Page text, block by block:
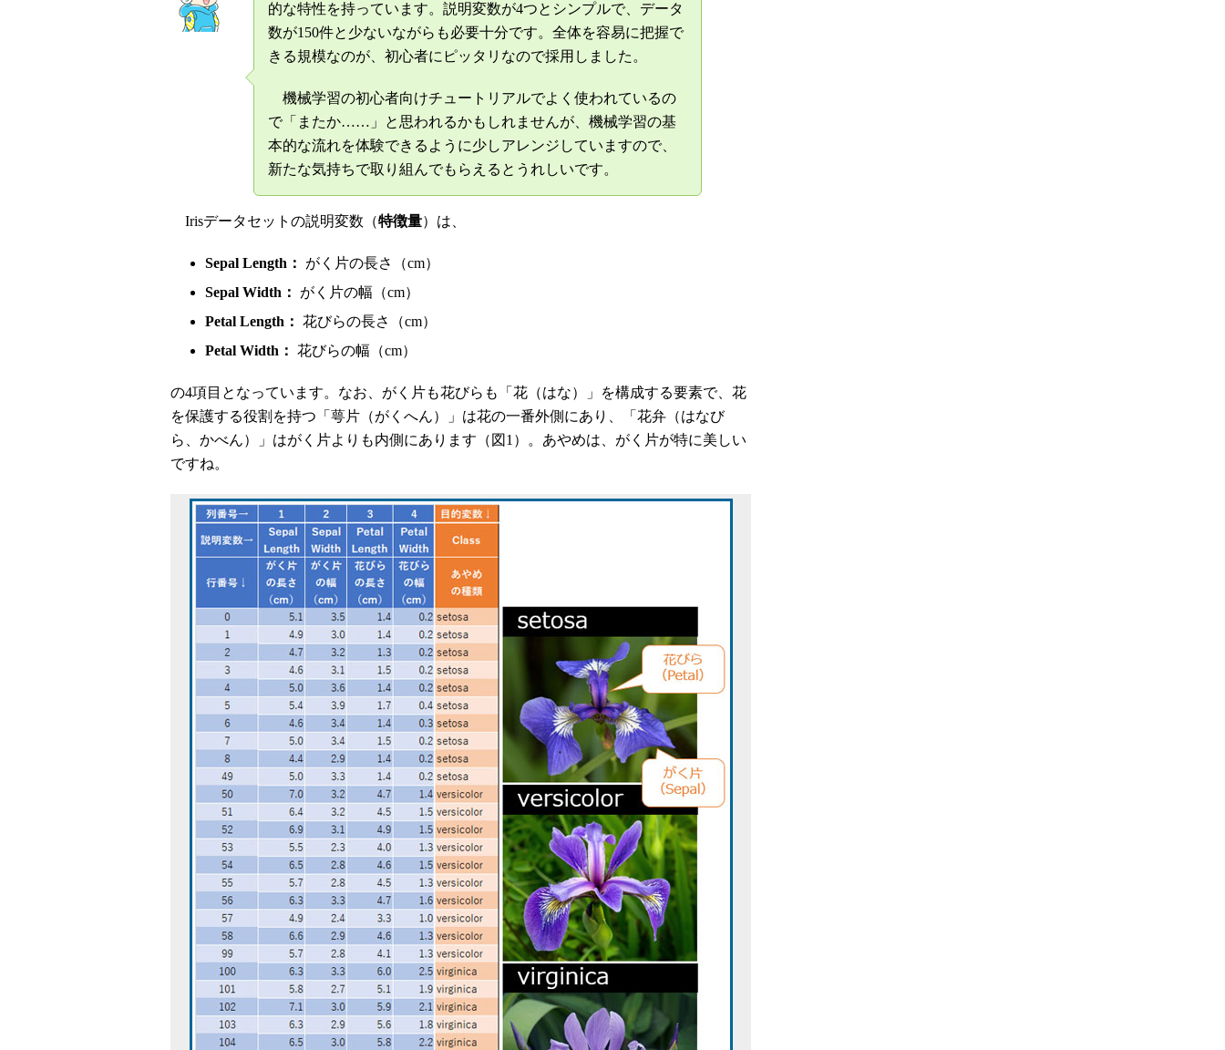
的な特性を持っています。説明変数が4つとシンプルで、データ
数が150件と少ないながらも必要十分です。全体を容易に把握で
きる規模なのが、初心者にピッタリなので採用しました。
機械学習の初心者向けチュートリアルでよく使われているの
で「またか……」と思われるかもしれませんが、機械学習の基
本的な流れを体験できるように少しアレンジしていますので、
新たな気持ちで取り組んでもらえるとうれしいです。
Irisデータセットの説明変数（特徴量）は、
Sepal Length：
がく片の長さ（cm）
Sepal Width：
がく片の幅（cm）
Petal Length： 花びらの長さ（cm）
Petal Width： 花びらの幅（cm）
の4項目となっています。なお、がく片も花びらも「花（はな）」を構成する要素で、花
を保護する役割を持つ「萼片（がくへん）」は花の一番外側にあり、「花弁（はなび
ら、かべん）」はがく片よりも内側にあります（図1）。あやめは、がく片が特に美しい
ですね。